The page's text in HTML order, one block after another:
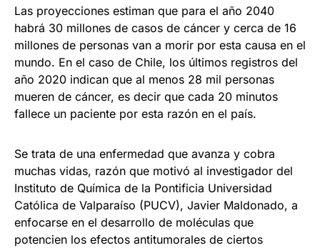
Las proyecciones estiman que para el año 2040
habrá 30 millones de casos de cáncer y cerca de 16
millones de personas van a morir por esta causa en el
mundo. En el caso de Chile, los últimos registros del
año 2020 indican que al menos 28 mil personas
mueren de cáncer, es decir que cada 20 minutos
fallece un paciente por esta razón en el país.
Se trata de una enfermedad que avanza y cobra
muchas vidas, razón que motivó al investigador del
Instituto de Química de la Pontificia Universidad
Católica de Valparaíso (PUCV), Javier Maldonado, a
enfocarse en el desarrollo de moléculas que
potencien los efectos antitumorales de ciertos